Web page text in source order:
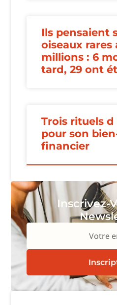
Ils pensaient
oiseaux rares
millions : 6
tard, 29 ont
Trois rituels
pour son
financier
Inscrivez-
Votre